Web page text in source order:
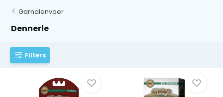
Garnalenvoer
Dennerle
Filters